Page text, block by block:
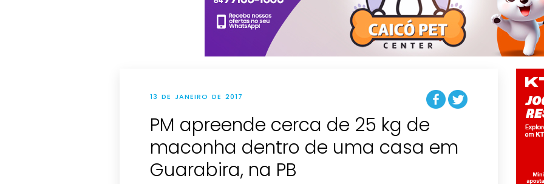
13 DE JANEIRO DE 2017
PM apreende cerca de 25 kg de
maconha dentro de uma casa em
Guarabira, na PB